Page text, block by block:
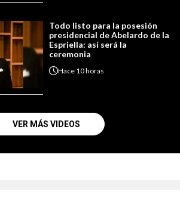
Todo listo para la posesión
presidencial de Abelardo de la
Espriella: así será la
ceremonia
Hace 10 horas
VER MÁS VIDEOS